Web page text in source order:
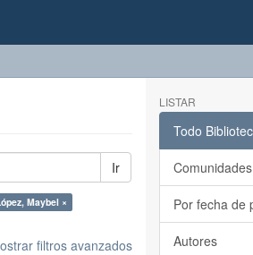
Ir
Maybel ×
filtros avanzados
LISTAR
Todo
Por fecha de
Autores